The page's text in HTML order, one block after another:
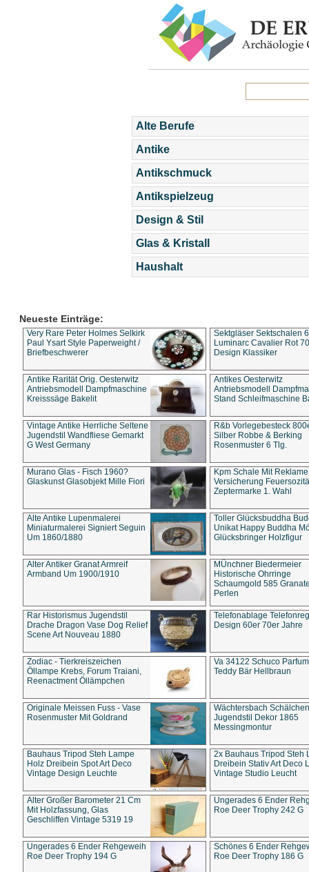
Alte Berufe
Antike
Antikschmuck
Antikspielzeug
Design & Stil
Glas & Kristall
Haushalt
Neueste Einträge:
Very Rare Peter Holmes Selkirk
Paul Ysart Style Paperweight /
Briefbeschwerer
Sektgläser Sektschalen
Luminarc Cavalier Rot
Design Klassiker
Antike Rarität Orig. Oesterwitz
Antriebsmodell Dampfmaschine
Kreisssäge Bakelit
Antikes Oesterwitz
Antriebsmodell
Stand Schleifmaschine
Vintage Antike Herrliche Seltene
Jugendstil Wandfliese Gemarkt
G West Germany
R&b Vorlegebesteck
Silber Robbe & Berking
Rosenmuster 6 Tlg.
Murano Glas - Fisch 1960?
Glaskunst Glasobjekt Mille Fiori
Kpm Schale Mit Reklame
Versicherung
Zeptermarke 1. Wahl
Alte Antike Lupenmalerei
Miniaturmalerei Signiert Seguin
Um 1860/1880
Toller Glücksbuddha
Unikat Happy Buddha
Glücksbringer Holzfigur
Alter Antiker Granat Armreif
Armband Um 1900/1910
MÜnchner Biedermeier
Historische Ohrringe
Schaumgold 585
Perlen
Rar Historismus Jugendstil
Drache Dragon Vase Dog Relief
Scene Art Nouveau 1880
Telefonablage
Design 60er 70er Jahre
Zodiac - Tierkreiszeichen
Öllampe Krebs, Forum Traiani,
Reenactment Öllämpchen
Va 34122 Schuco
Teddy Bär Hellbraun
Originale Meissen Fuss - Vase
Rosenmuster Mit Goldrand
Wächtersbach Schälchen
Jugendstil Dekor 1865
Messingmontur
Bauhaus Tripod Steh Lampe
Holz Dreibein Spot Art Deco
Vintage Design Leuchte
2x Bauhaus Tripod Steh
Dreibein Stativ Art Deco
Vintage Studio Leucht
Alter Großer Barometer 21 Cm
Mit Holzfassung, Glas
Geschliffen Vintage 5319 19
Ungerades 6 Ender
Roe Deer Trophy 242 G
Ungerades 6 Ender Rehgeweih
Roe Deer Trophy 194 G
Schönes 6 Ender
Roe Deer Trophy 186 G